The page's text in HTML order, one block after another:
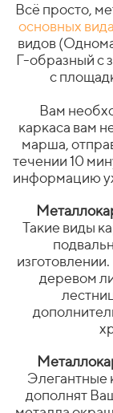
Всё просто,
основных вида
видов
Г-образный с
с
Вам
каркаса вам
марша,
течении 10
информацию
Такие виды
деревом
Элегантные
дополнят